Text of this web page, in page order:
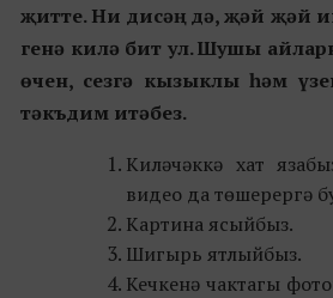
җитте. Ни дисәң дә, җәй җәй
генә килә бит ул. Шушы
өчен, сезгә кызыклы һәм
тәкъдим итәбез.
Киләчәккә хат
видео да төшерергә
Картина ясыйбыз.
Шигырь ятлыйбыз.
Кечкенә чактагы